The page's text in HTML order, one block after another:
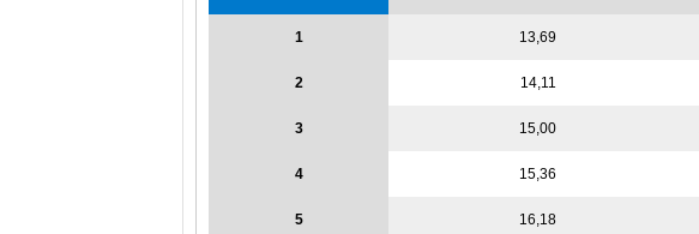
1 13,69
2 14,11
3 15,00
4 15,36
5 16,18